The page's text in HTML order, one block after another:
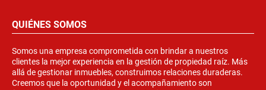
QUIÉNES SOMOS
Somos una empresa comprometida con brindar a nuestros
clientes la mejor experiencia en la gestión de propiedad raíz. Más
allá de gestionar inmuebles, construimos relaciones duraderas.
Creemos que la oportunidad y el acompañamiento son